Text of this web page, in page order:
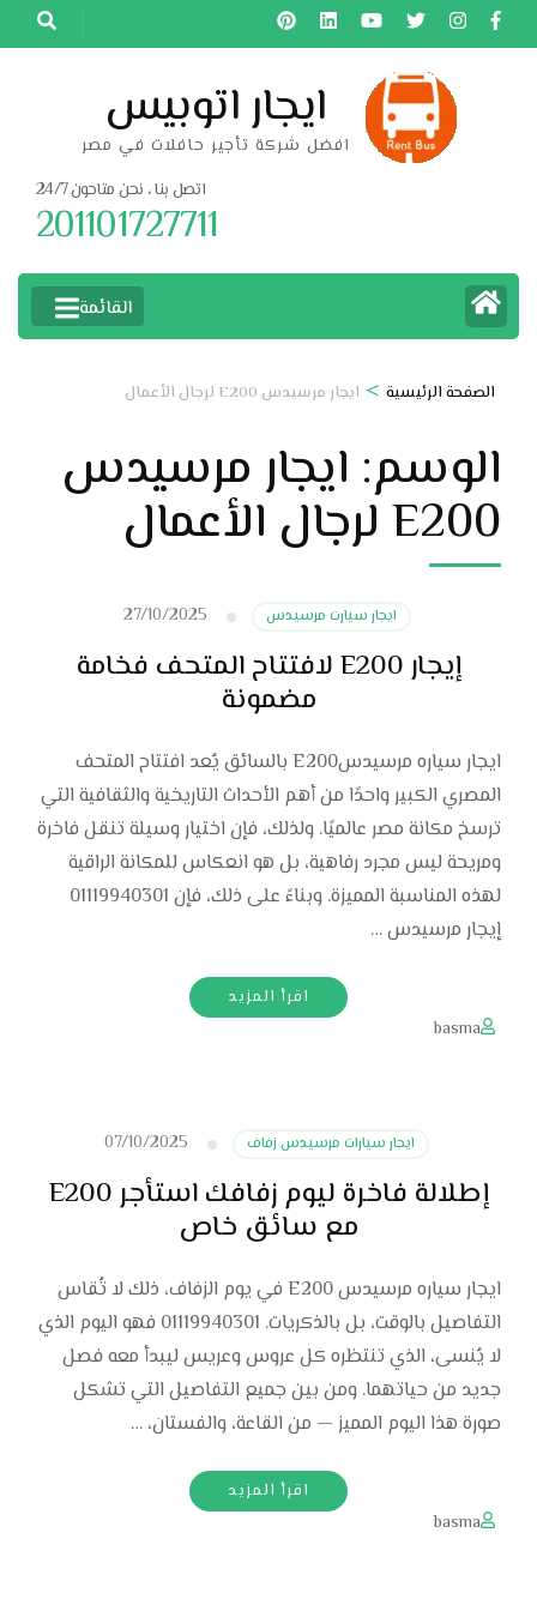
تخطى
إلى
ايجار اتوبيس
افضل شركة تأجير حافلات في مصر
اتصل بنا ، نحن متاحون 24/7
201101727711
القائمة
الصفحة الرئيسية > ايجار مرسيدس E200 لرجال الأعمال
الوسم: ايجار مرسيدس
E200 لرجال الأعمال
ايجار سيارت مرسيدس 27/10/2025
إيجار E200 لافتتاح المتحف فخامة
مضمونة
ايجار سياره مرسيدسE200 بالسائق يُعد افتتاح المتحف
المصري الكبير واحدًا من أهم الأحداث التاريخية والثقافية التي
ترسخ مكانة مصر عالميًا. ولذلك، فإن اختيار وسيلة تنقل فاخرة
ومريحة ليس مجرد رفاهية، بل هو انعكاس للمكانة الراقية
لهذه المناسبة المميزة. وبناءً على ذلك، فإن 01119940301
إيجار مرسيدس …
اقرأ المزيد
basma
ايجار سيارات مرسيدس زفاف 07/10/2025
إطلالة فاخرة ليوم زفافك استأجر E200
مع سائق خاص
ايجار سياره مرسيدس E200 في يوم الزفاف، ذلك لا تُقاس
التفاصيل بالوقت، بل بالذكريات. 01119940301 فهو اليوم الذي
لا يُنسى، الذي تنتظره كل عروس وعريس ليبدأ معه فصل
جديد من حياتهما. ومن بين جميع التفاصيل التي تشكل
صورة هذا اليوم المميز — من القاعة، والفستان، …
اقرأ المزيد
basma